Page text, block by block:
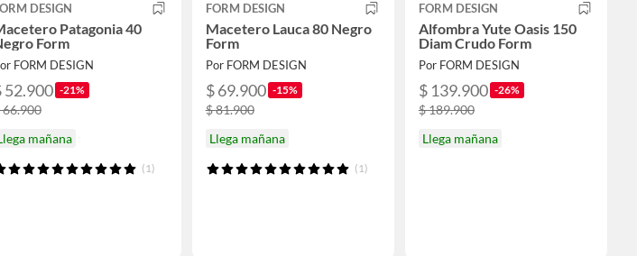
DESIGN
Patagonia 40
Form
FORM DESIGN
52.900 -21%
66.900
mañana
(1)
FORM DESIGN
Macetero Lauca 80 Negro
Form
Por FORM DESIGN
$ 69.900 -15%
$ 81.900
Llega mañana
(1)
FORM DESIGN
Alfombra Yute Oasis 150
Diam Crudo Form
Por FORM DESIGN
$ 139.900 -26%
$ 189.900
Llega mañana